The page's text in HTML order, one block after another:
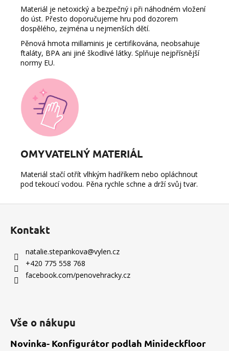
Materiál je netoxický a bezpečný i při náhodném vložení
do úst. Přesto doporučujeme hru pod dozorem
dospělého, zejména u nejmenších dětí.
Pěnová hmota millaminis je certifikována, neobsahuje
ftaláty, BPA ani jiné škodlivé látky. Splňuje nejpřísnější
normy EU.
OMYVATELNÝ MATERIÁL
Materiál stačí otřít vlhkým hadříkem nebo opláchnout
pod tekoucí vodou. Pěna rychle schne a drží svůj tvar.
Kontakt
natalie.stepankova@vylen.cz
+420 775 558 768
facebook.com/penovehracky.cz
Vše o nákupu
Novinka- Konfigurátor podlah Minideckfloor